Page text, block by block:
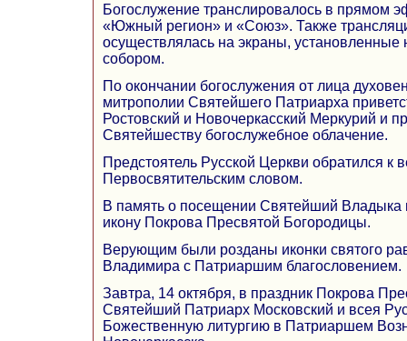
Богослужение транслировалось в прямом
«Южный регион» и «Союз». Также
осуществлялась на экраны,
собором.
По окончании богослужения от лица
митрополии Святейшего Патриарха
Ростовский и Новочеркасский Меркурий и
Святейшеству богослужебное облачение.
Предстоятель Русской Церкви обратился к
Первосвятительским словом.
В память о посещении Святейший Владыка
икону Покрова Пресвятой Богородицы.
Верующим были розданы иконки святого
Владимира с Патриаршим благословением.
Завтра, 14 октября, в праздник Покрова
Святейший Патриарх Московский и всея
Божественную литургию в Патриаршем